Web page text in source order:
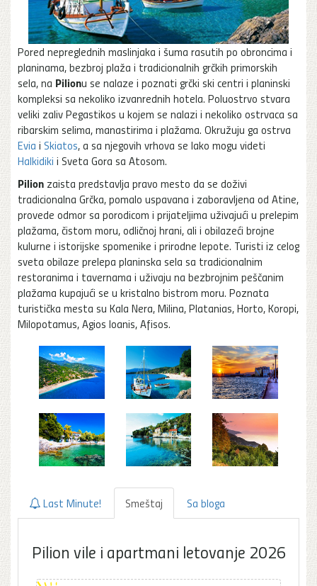
Pored nepreglednih maslinjaka i šuma rasutih po obroncima i
planinama, bezbroj plaža i tradicionalnih grčkih primorskih
sela, na Pilionu se nalaze i poznati grčki ski centri i planinski
kompleksi sa nekoliko izvanrednih hotela. Poluostrvo stvara
veliki zaliv Pegastikos u kojem se nalazi i nekoliko ostrvaca sa
ribarskim selima, manastirima i plažama. Okružuju ga ostrva
Evia i Skiatos, a sa njegovih vrhova se lako mogu videti
Halkidiki i Sveta Gora sa Atosom.
Pilion zaista predstavlja pravo mesto da se doživi
tradicionalna Grčka, pomalo uspavana i zaboravljena od Atine,
provede odmor sa porodicom i prijateljima uživajući u prelepim
plažama, čistom moru, odličnoj hrani, ali i obilazeći brojne
kulurne i istorijske spomenike i prirodne lepote. Turisti iz celog
sveta obilaze prelepa planinska sela sa tradicionalnim
restoranima i tavernama i uživaju na bezbrojnim peščanim
plažama kupajući se u kristalno bistrom moru. Poznata
turistička mesta su Kala Nera, Milina, Platanias, Horto, Koropi,
Milopotamus, Agios Ioanis, Afisos.
Last Minute! Smeštaj Sa bloga
Pilion vile i apartmani letovanje 2026